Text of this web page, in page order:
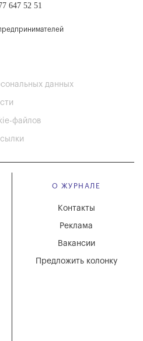
647 52 51
данных
файлов
О ЖУРНАЛЕ
Вакансии
Реклама
Контакты
Предложить колонку